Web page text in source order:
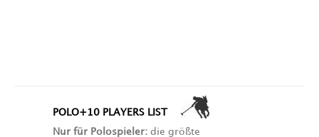
POLO+10 PLAYERS LIST
Nur für Polospieler: die größte